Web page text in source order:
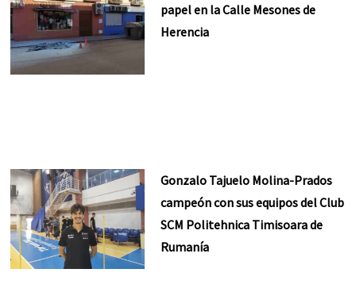
papel en la Calle Mesones de
Herencia
Gonzalo Tajuelo Molina-Prados
campeón con sus equipos del Club
SCM Politehnica Timisoara de
Rumanía